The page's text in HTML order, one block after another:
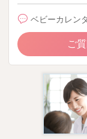
ベビーカレン
ご